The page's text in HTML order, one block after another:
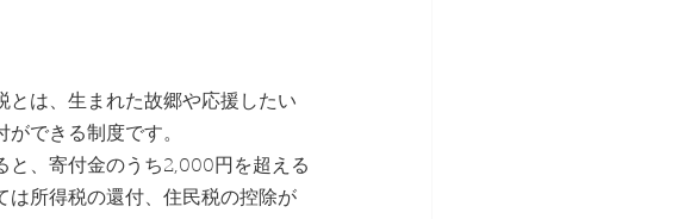
とは、生まれた故郷や応援したい
ができる制度です。
と、寄付金のうち2,000円を超える
は所得税の還付、住民税の控除が